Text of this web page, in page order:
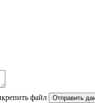
файл
Отправить